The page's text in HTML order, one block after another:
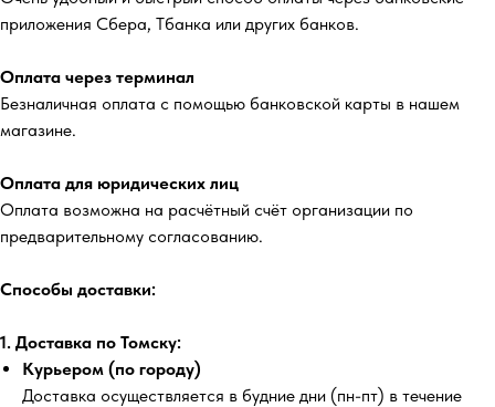
приложения Сбера, Тбанка или других банков.
Оплата через терминал
Безналичная оплата с помощью банковской карты в нашем
магазине.
Оплата для юридических лиц
Оплата возможна на расчётный счёт организации по
предварительному согласованию.
Способы доставки:
1. Доставка по Томску:
Курьером (по городу)
Доставка осуществляется в будние дни (пн-пт) в течение